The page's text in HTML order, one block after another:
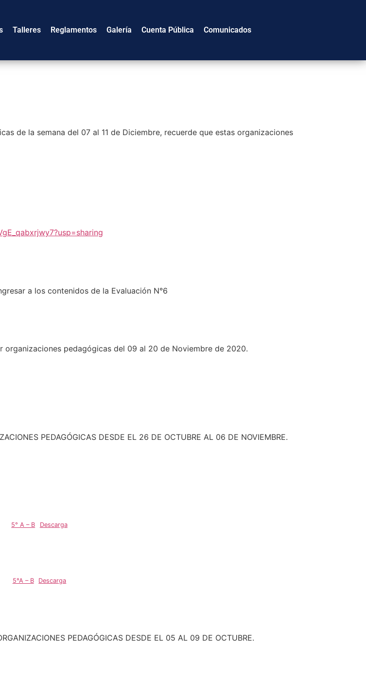
Talleres Reglamentos Galería Cuenta Pública Comunicados
de la semana del 07 al 11 de Diciembre, recuerde que estas organizaciones
a los contenidos de la Evaluación N°6
pedagógicas del 09 al 20 de Noviembre de 2020.
PEDAGÓGICAS DESDE EL 26 DE OCTUBRE AL 06 DE NOVIEMBRE.
5° A – B Descarga
5°A – B Descarga
PEDAGÓGICAS DESDE EL 05 AL 09 DE OCTUBRE.